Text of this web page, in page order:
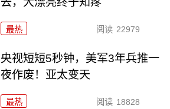
最热 阅读 22979
央视短短5秒钟，美军3年兵推一
夜作废！亚太变天
最热 阅读 18828